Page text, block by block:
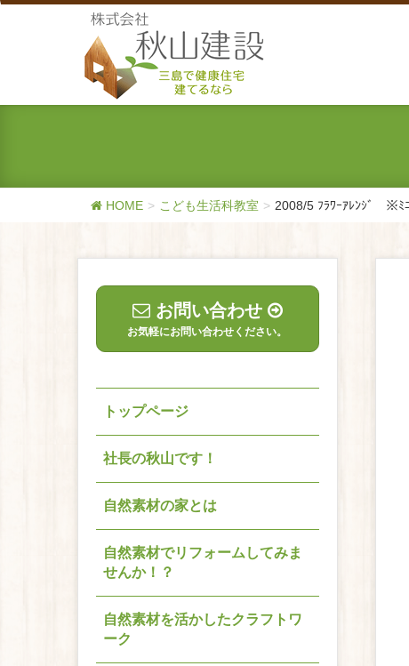
HOME こども生活科教室 2008/5 ﾌﾗﾜｰｱﾚﾝｼﾞ ※ﾐ
お問い合わせ
お気軽にお問い合わせください。
トップページ
社長の秋山です！
自然素材の家とは
自然素材でリフォームしてみま
せんか！？
自然素材を活かしたクラフトワ
ーク